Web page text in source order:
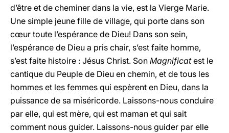
d’être et de cheminer dans la vie, est la Vierge Marie.
Une simple jeune fille de village, qui porte dans son
cœur toute l’espérance de Dieu! Dans son sein,
l’espérance de Dieu a pris chair, s’est faite homme,
s’est faite histoire : Jésus Christ. Son Magnificatest le
cantique du Peuple de Dieu en chemin, et de tous les
hommes et les femmes qui espèrent en Dieu, dans la
puissance de sa miséricorde. Laissons-nous conduire
par elle, qui est mère, qui est maman et qui sait
comment nous guider. Laissons-nous guider par elle